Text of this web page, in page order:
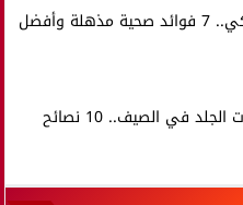
التين الشوكي.. 7 فوائد صحية مذهلة وأفضل
احذر التهابات الجلد في الصيف.. 10 نصائح